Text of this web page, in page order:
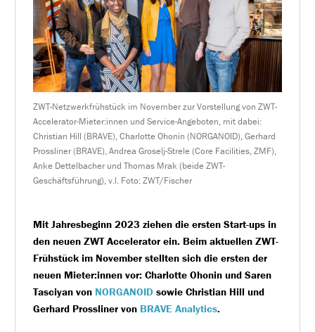
ZWT-Netzwerkfrühstück im November zur Vorstellung von ZWT-
Accelerator-Mieter:innen und Service-Angeboten, mit dabei:
Christian Hill (BRAVE), Charlotte Ohonin (NORGANOID), Gerhard
Prossliner (BRAVE), Andrea Groselj-Strele (Core Facilities, ZMF),
Anke Dettelbacher und Thomas Mrak (beide ZWT-
Geschäftsführung), v.l. Foto: ZWT/Fischer
Mit Jahresbeginn 2023 ziehen die ersten Start-ups in
den neuen ZWT Accelerator ein. Beim aktuellen ZWT-
Frühstück im November stellten sich die ersten der
neuen Mieter:innen vor: Charlotte Ohonin und Saren
Tasciyan von NORGANOIDsowie Christian Hill und
Gerhard Prossliner von BRAVE Analytics.